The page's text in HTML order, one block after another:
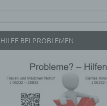
HILFE BEI PROBLEMEN